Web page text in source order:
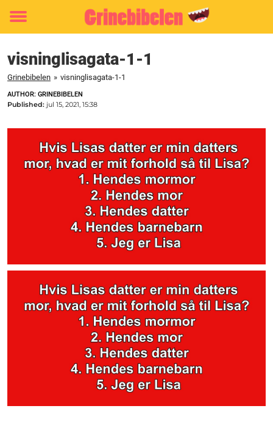
Toggle
visninglisagata-1-1
Grinebibelen » visninglisagata-1-1
AUTHOR: GRINEBIBELEN
Published: jul 15, 2021, 15:38